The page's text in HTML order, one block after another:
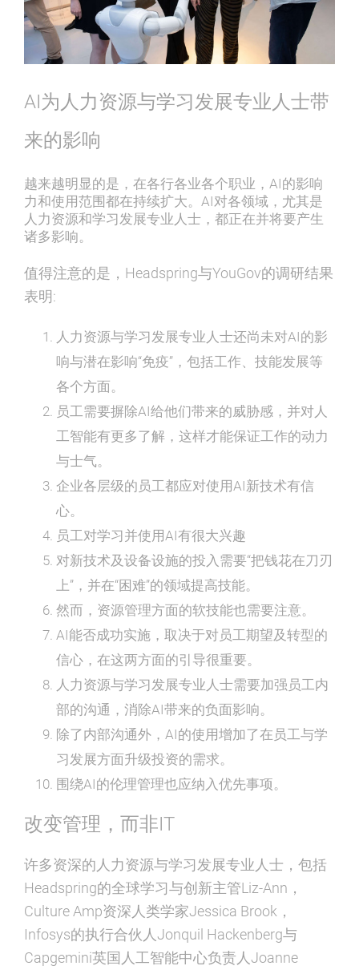
AI为人力资源与学习发展专业人士带
来的影响
越来越明显的是，在各行各业各个职业，AI的影响
力和使用范围都在持续扩大。AI对各领域，尤其是
人力资源和学习发展专业人士，都正在并将要产生
诸多影响。
值得注意的是，Headspring与YouGov的调研结果
表明:
人力资源与学习发展专业人士还尚未对AI的影
响与潜在影响“免疫”，包括工作、技能发展等
各个方面。
员工需要摒除AI给他们带来的威胁感，并对人
工智能有更多了解，这样才能保证工作的动力
与士气。
企业各层级的员工都应对使用AI新技术有信
心。
员工对学习并使用AI有很大兴趣
对新技术及设备设施的投入需要“把钱花在刀刃
上”，并在“困难”的领域提高技能。
然而，资源管理方面的软技能也需要注意。
AI能否成功实施，取决于对员工期望及转型的
信心，在这两方面的引导很重要。
人力资源与学习发展专业人士需要加强员工内
部的沟通，消除AI带来的负面影响。
除了内部沟通外，AI的使用增加了在员工与学
习发展方面升级投资的需求。
围绕AI的伦理管理也应纳入优先事项。
改变管理，而非IT
许多资深的人力资源与学习发展专业人士，包括
Headspring的全球学习与创新主管Liz-Ann，
Culture Amp资深人类学家Jessica Brook，
Infosys的执行合伙人Jonquil Hackenberg与
Capgemini英国人工智能中心负责人Joanne